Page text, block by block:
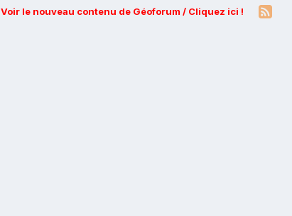
Voir le nouveau contenu de Géoforum / Cliquez ici !